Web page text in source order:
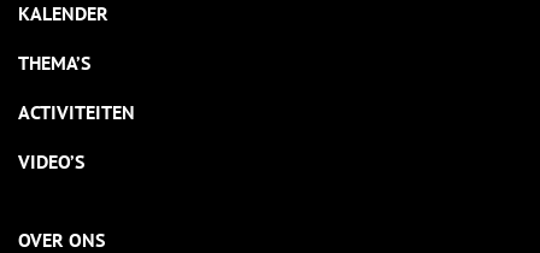
KALENDER
THEMA’S
ACTIVITEITEN
VIDEO’S
OVER ONS